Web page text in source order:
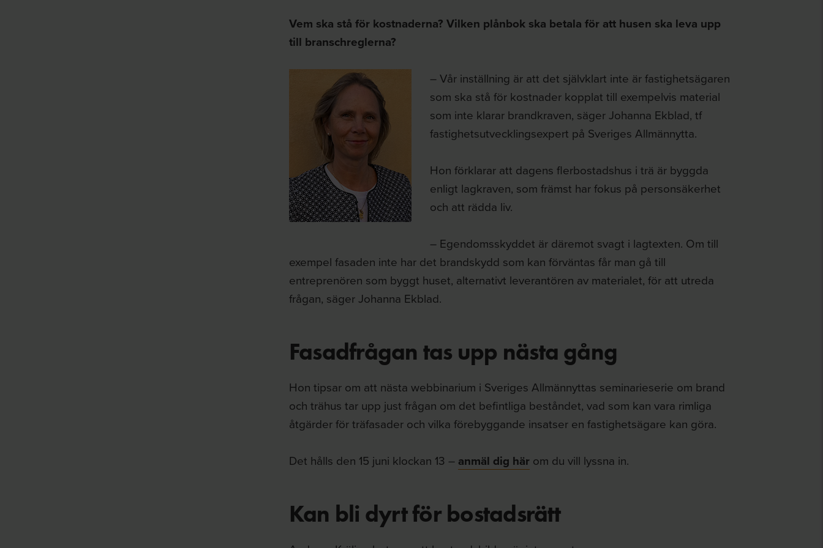
Vem ska stå för kostnaderna? Vilken plånbok ska betala för att husen ska leva upp
till branschreglerna?
– Vår inställning är att det självklart inte är fastighetsägaren
som ska stå för kostnader kopplat till exempelvis material
som inte klarar brandkraven, säger Johanna Ekblad, tf
fastighetsutvecklingsexpert på Sveriges Allmännytta.
Hon förklarar att dagens flerbostadshus i trä är byggda
enligt lagkraven, som främst har fokus på personsäkerhet
och att rädda liv.
– Egendomsskyddet är däremot svagt i lagtexten. Om till
exempel fasaden inte har det brandskydd som kan förväntas får man gå till
entreprenören som byggt huset, alternativt leverantören av materialet, för att utreda
frågan, säger Johanna Ekblad.
Fasadfrågan tas upp nästa gång
Hon tipsar om att nästa webbinarium i Sveriges Allmännyttas seminarieserie om brand
och trähus tar upp just frågan om det befintliga beståndet, vad som kan vara rimliga
åtgärder för träfasader och vilka förebyggande insatser en fastighetsägare kan göra.
Det hålls den 15 juni klockan 13 – anmäl dig här om du vill lyssna in.
Kan bli dyrt för bostadsrätt